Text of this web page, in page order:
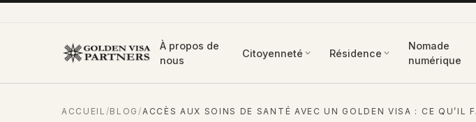
À propos de
nous
Citoyenneté Résidence
Nomade
numérique
ACCUEIL /BLOG/ACCÈS AUX SOINS DE SANTÉ AVEC UN GOLDEN VISA : CE QU’IL